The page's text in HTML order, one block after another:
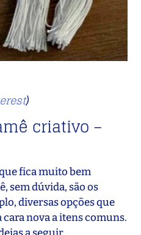
)
criativo –
fica muito bem
sem dúvida, são os
diversas opções que
nova a itens comuns.